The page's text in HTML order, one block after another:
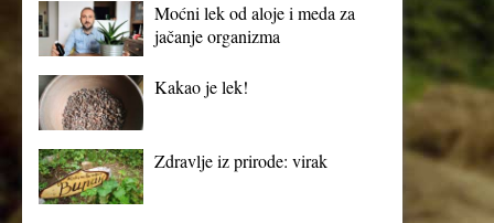
Moćni lek od aloje i meda za
jačanje organizma
Kakao je lek!
Zdravlje iz prirode: virak